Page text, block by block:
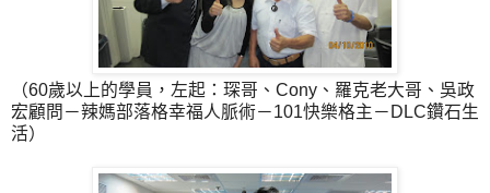
（60歲以上的學員，左起：琛哥、Cony、羅克老大哥、吳政
宏顧問－辣媽部落格幸福人脈術－101快樂格主－DLC鑽石生
活）